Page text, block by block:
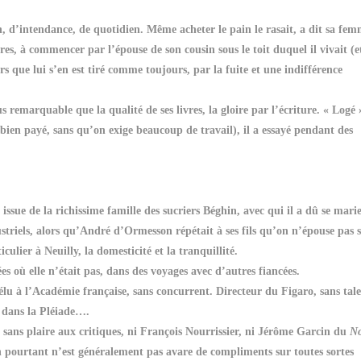
d’intendance, de quotidien. Même acheter le pain le rasait, a dit sa
à commencer par l’épouse de son cousin sous le toit duquel il vivait
que lui s’en est tiré comme toujours, par la fuite et une indifférence
remarquable que la qualité de ses livres, la gloire par l’écriture. « Logé
payé, sans qu’on exige beaucoup de travail), il a essayé pendant des
de la richissime famille des sucriers Béghin, avec qui il a dû se
alors qu’André d’Ormesson répétait à ses fils qu’on n’épouse pas
à Neuilly, la domesticité et la tranquillité.
où elle n’était pas, dans des voyages avec d’autres fiancées.
à l’Académie française, sans concurrent. Directeur du Figaro, sans
la Pléiade….
sans plaire aux critiques, ni François Nourrissier, ni Jérôme Garcin du
n’est généralement pas avare de compliments sur toutes sortes